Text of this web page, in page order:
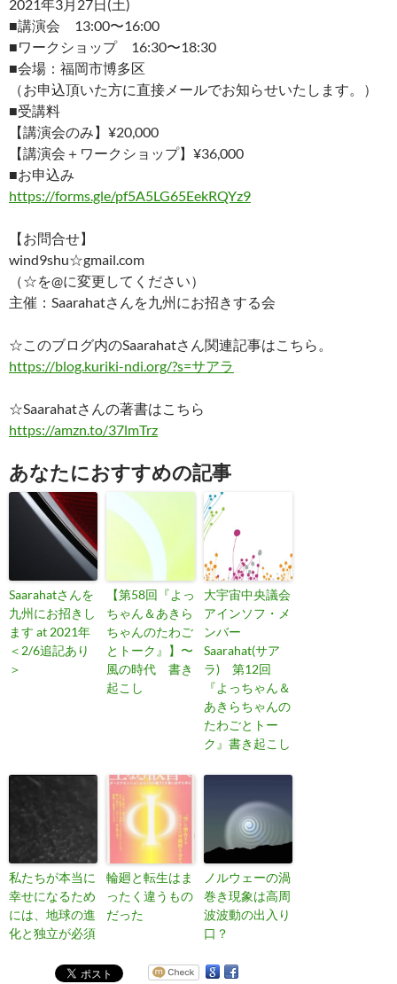
2021年3月27日(土)
■講演会 13:00〜16:00
■ワークショップ 16:30〜18:30
■会場：福岡市博多区
（お申込頂いた方に直接メールでお知らせいたします。）
■受講料
【講演会のみ】¥20,000
【講演会＋ワークショップ】¥36,000
■お申込み
https://forms.gle/pf5A5LG65EekRQYz9
【お問合せ】
wind9shu☆gmail.com
（☆を@に変更してください）
主催：Saarahatさんを九州にお招きする会
☆このブログ内のSaarahatさん関連記事はこちら。
https://blog.kuriki-ndi.org/?s=サアラ
☆Saarahatさんの著書はこちら
https://amzn.to/37lmTrz
あなたにおすすめの記事
Saarahatさんを
九州にお招きし
ます at 2021年
＜2/6追記あり
＞
【第58回『よっ
ちゃん＆あきら
ちゃんのたわご
とトーク』】〜
風の時代 書き
起こし
大宇宙中央議会
アインソフ・メ
ンバー
Saarahat(サア
ラ) 第12回
『よっちゃん＆
あきらちゃんの
たわごとトー
ク』書き起こし
私たちが本当に
幸せになるため
には、地球の進
化と独立が必須
輪廻と転生はま
ったく違うもの
だった
ノルウェーの渦
巻き現象は高周
波波動の出入り
口？